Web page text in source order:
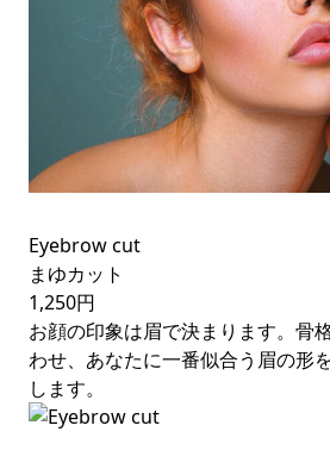
Eyebrow cut
まゆカット
1,250円
お顔の印象は眉で決まります。骨
わせ、あなたに一番似合う眉の形
します。